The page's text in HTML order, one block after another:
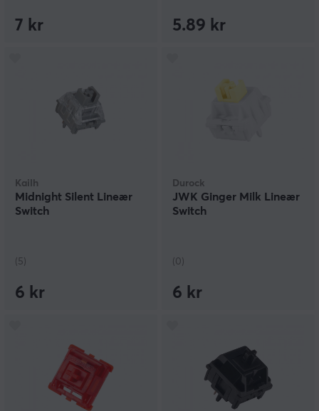
7 kr 5.89 kr
Kailh
Midnight Silent Lineær
Switch
(5)
6 kr
Durock
JWK Ginger Milk Lineær
Switch
(0)
6 kr